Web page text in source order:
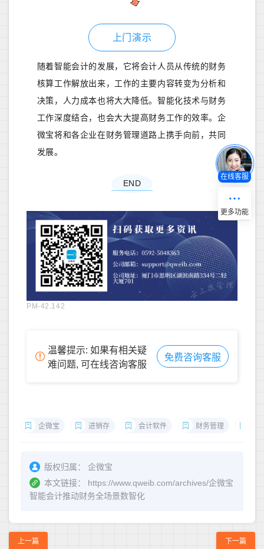
上门演示
随着智能会计的发展，它将会计人员从传统的财务
核算工作解放出来，工作的主要内容转变为分析和
决策，人力成本也将大大降低。智能化技术与财务
工作深度结合，也会大大提高财务工作的效率。企
微宝将和各企业在财务管理道路上携手向前，共同
发展。
END
PM-42.142
温馨提示: 如果有相关疑
难问题, 可在线咨询客服
免费咨询客服
企微宝 进销存 会计软件 财务管理
版权归属：
企微宝
本文链接：
https://www.qweib.com/archives/企微宝
智能会计推动财务全场景数智化
上一篇 下一篇
在线客服